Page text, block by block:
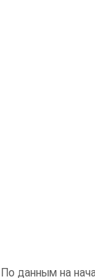
По данным на